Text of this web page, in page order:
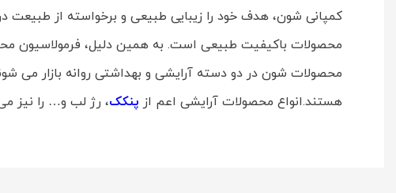
کمپانی شون، هدف خود را زیبایی طبیعی و برخواسته از طبیعت
محصولات باکیفیت طبیعی است. به همین دلیل، فرمولاسیون
محصولات شون در دو دسته آرایشی و بهداشتی روانه بازار می
هستند.انواع محصولات آرایشی اعم از پنکک، رژ لب و… را نیز